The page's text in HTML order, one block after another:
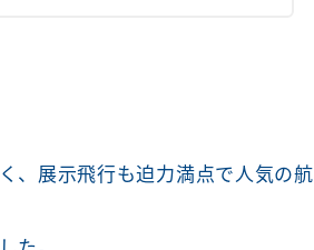
、展示飛行も迫力満点で人気の航